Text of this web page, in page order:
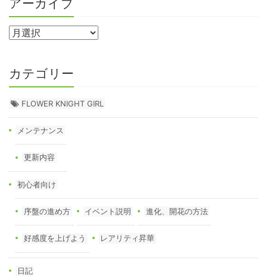
アーカイブ
カテゴリー
FLOWER KNIGHT GIRL
メンテナンス
更新内容
初心者向け
序盤の進め方 イベント説明 進化、開花の方法
好感度を上げよう レアリティ昇華
日記